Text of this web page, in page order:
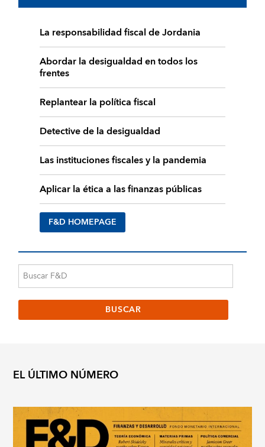
La responsabilidad fiscal de Jordania
Abordar la desigualdad en todos los
frentes
Replantear la política fiscal
Detective de la desigualdad
Las instituciones fiscales y la pandemia
Aplicar la ética a las finanzas públicas
F&D HOMEPAGE
EL ÚLTIMO NÚMERO